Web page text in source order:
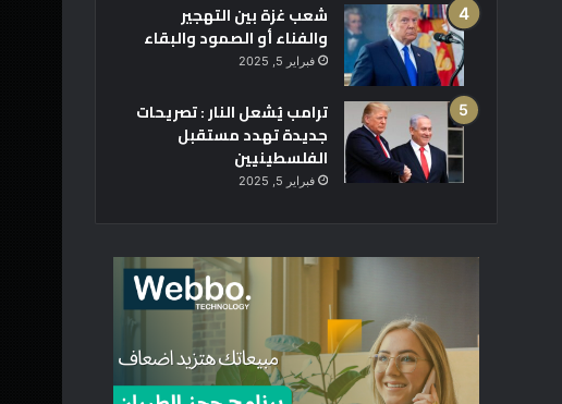
شعب غزة بين التهجير
والفناء أو الصمود والبقاء
فبراير 5, 2025
ترامب يُشعل النار : تصريحات
جديدة تهدد مستقبل
الفلسطينيين
فبراير 5, 2025